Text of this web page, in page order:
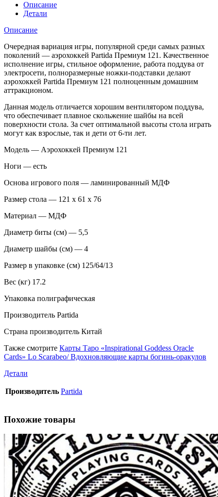
Описание
Детали
Описание
Очередная вариация игры, популярной среди самых разных
поколений — аэрохоккей Partida Премиум 121. Качественное
исполнение игры, стильное оформление, работа поддува от
электросети, полноразмерные ножки-подставки делают
аэрохоккей Partida Премиум 121 полноценным домашним
аттракционом.
Данная модель отличается хорошим вентилятором поддува,
что обеспечивает плавное скольжение шайбы на всей
поверхности стола. За счет оптимальной высоты стола играть
могут как взрослые, так и дети от 6-ти лет.
Модель — Аэрохоккей Премиум 121
Ноги — есть
Основа игрового поля — ламинированный МДФ
Размер стола — 121 х 61 х 76
Материал — МДФ
Диаметр биты (см) — 5,5
Диаметр шайбы (см) — 4
Размер в упаковке (см) 125/64/13
Вес (кг) 17.2
Упаковка полиграфическая
Производитель Partida
Страна производитель Китай
Также смотрите Карты Таро «Inspirational Goddess Oracle
Cards» Lo Scarabeo/ Вдохновляющие карты богинь-оракулов
Детали
Производитель Partida
Похожие товары